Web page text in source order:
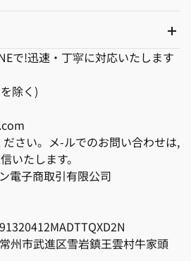
で!迅速・丁寜に対応いたします
除く)
さい。メ-ルでのお問い合わせは,
いたします。
電子商取引有限公司
州市武進区雪岩鎮王雲村牛家頭